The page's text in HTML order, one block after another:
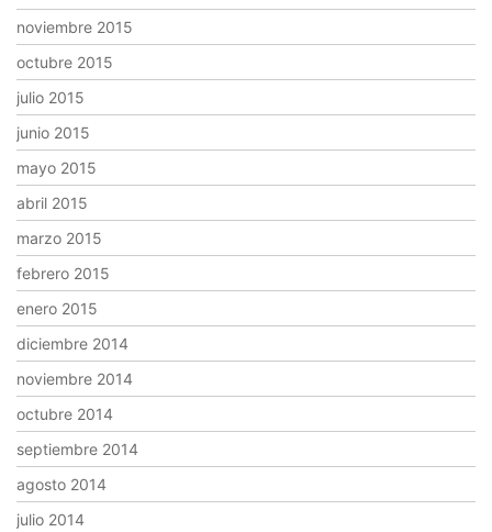
noviembre 2015
octubre 2015
julio 2015
junio 2015
mayo 2015
abril 2015
marzo 2015
febrero 2015
enero 2015
diciembre 2014
noviembre 2014
octubre 2014
septiembre 2014
agosto 2014
julio 2014